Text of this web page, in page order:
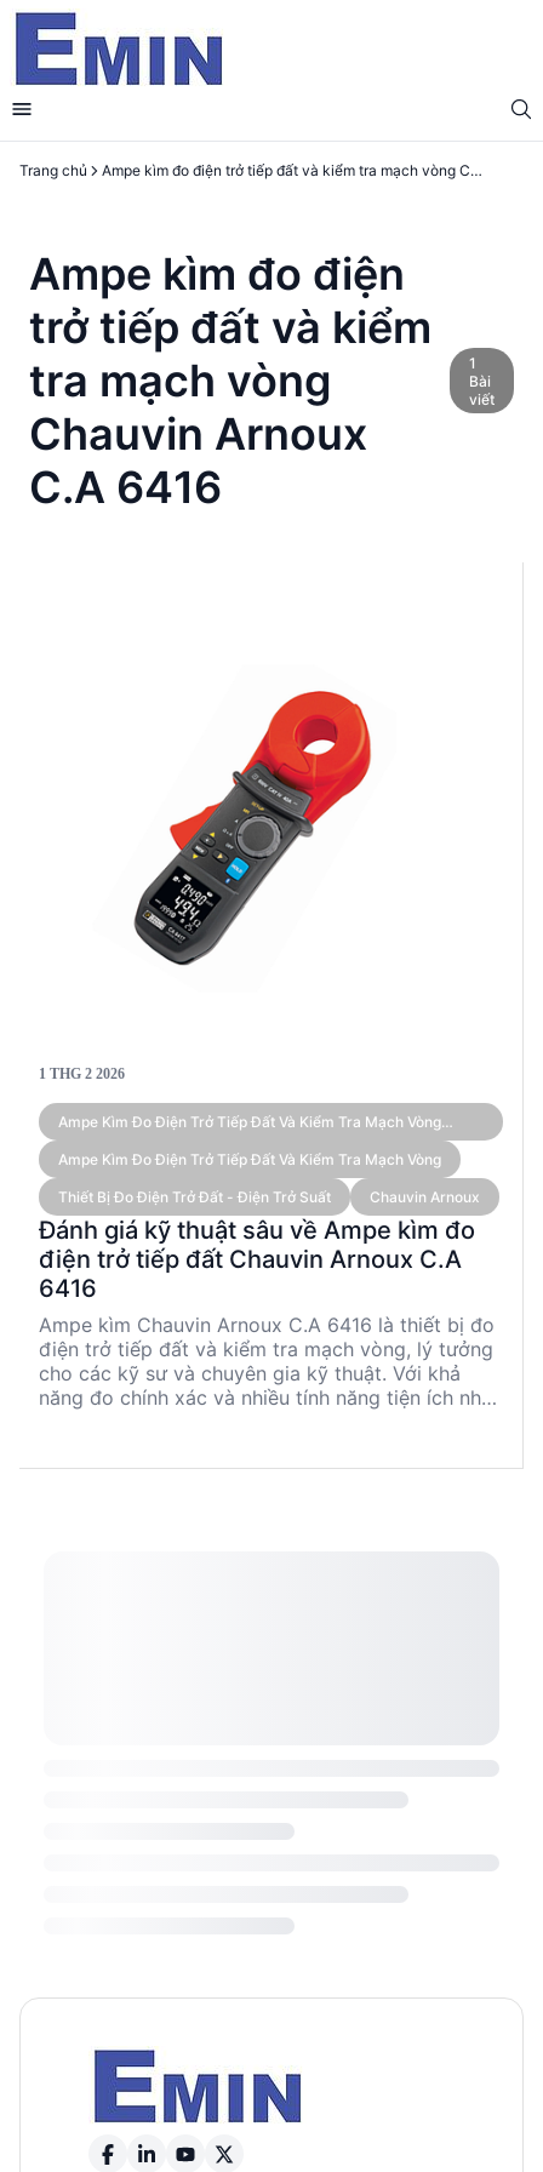
Trang chủ Ampe kìm đo điện trở tiếp đất và kiểm tra mạch vòng Chauvin Arnoux C.A 6416
Ampe kìm đo điện
trở tiếp đất và kiểm
tra mạch vòng
Chauvin Arnoux
C.A 6416
1
Bài
viết
1 THG 2 2026
Ampe Kìm Đo Điện Trở Tiếp Đất Và Kiểm Tra Mạch Vòng
Ampe Kìm Đo Điện Trở Tiếp Đất Và Kiểm Tra Mạch Vòng
Thiết Bị Đo Điện Trở Đất - Điện Trở Suất Chauvin Arnoux
Đánh giá kỹ thuật sâu về Ampe kìm đo
điện trở tiếp đất Chauvin Arnoux C.A
6416
Ampe kìm Chauvin Arnoux C.A 6416 là thiết bị đo
điện trở tiếp đất và kiểm tra mạch vòng, lý tưởng
cho các kỹ sư và chuyên gia kỹ thuật. Với khả
năng đo chính xác và nhiều tính năng tiện ích như
ứng tốt nhu cầu đo lường trong môi trường công